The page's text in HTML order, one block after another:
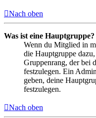
Nach oben
Was ist eine Hauptgruppe?
Wenn du Mitglied in
die Hauptgruppe
Gruppenrang, der bei
festzulegen. Ein
geben, deine
festzulegen.
Nach oben